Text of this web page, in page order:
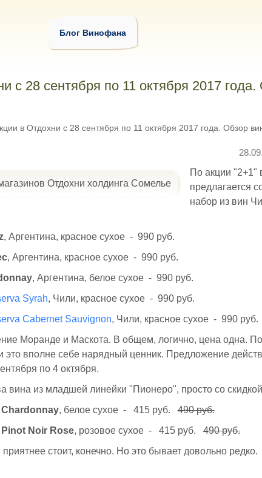
Блог Винофана
с 28 сентября по 11 октября 2017 года.
в Отдохни с 28 сентября по 11 октября 2017 года. Обзор
По акции "2+1"
предлагается
набор из вин
, Аргентина, красное сухое - 990 руб.
, Аргентина, красное сухое - 990 руб.
, Аргентина, белое сухое - 990 руб.
Syrah, Чили, красное сухое - 990 руб.
Cabernet Sauvignon, Чили, красное сухое - 990 руб.
Моранде и Маскота. В общем, логично, цена одна.
это вполне себе нарядный ценник. Предложение
по 4 октября.
вина из младшей линейки "Пионеро", просто со
, белое сухое - 415 руб.490 руб.
Noir Rose, розовое сухое - 415 руб.490 руб.
стоит, конечно. Но это бывает довольно редко.